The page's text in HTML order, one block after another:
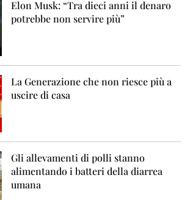
Elon Musk: “Tra dieci anni il denaro
potrebbe non servire più”
La Generazione che non riesce più a
uscire di casa
Gli allevamenti di polli stanno
alimentando i batteri della diarrea
umana